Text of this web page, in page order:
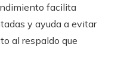
facilita
y ayuda a evitar
al respaldo que